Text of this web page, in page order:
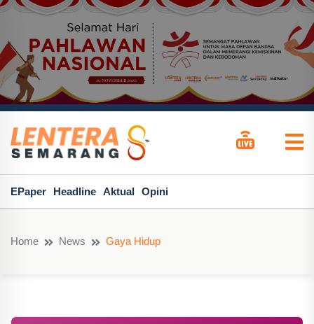
EPaper Headline Aktual Opini
Home News Gaya Hidup